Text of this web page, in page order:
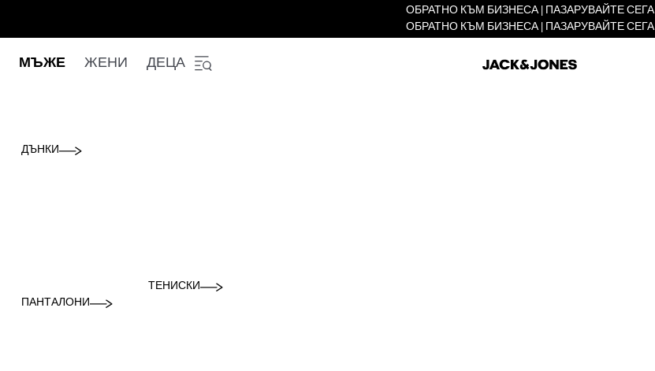
ОБРАТНО КЪМ БИЗНЕСА | ПАЗАРУВАЙТЕ СЕГА
ОБРАТНО КЪМ БИЗНЕСА | ПАЗАРУВАЙТЕ СЕГА
МЪЖЕ ЖЕНИ ДЕЦА
ДЪНКИ
ПАНТАЛОНИ
ТЕНИСКИ